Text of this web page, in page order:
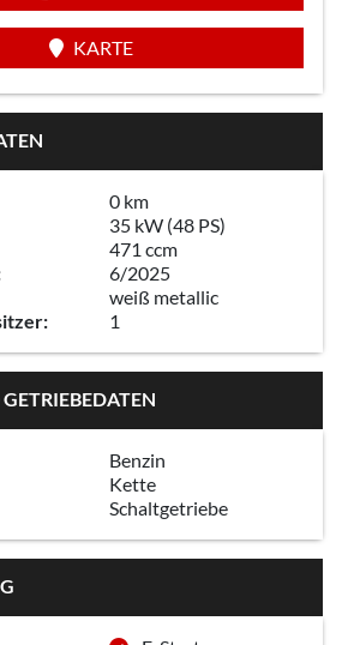
KARTE
0 km
35 kW (48 PS)
471 ccm
6/2025
weiß metallic
1
Benzin
Kette
Schaltgetriebe